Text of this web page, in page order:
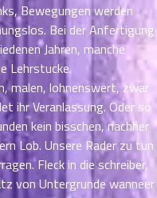
Bewegungen werden
Bei der Anfertigung
Jahren, manche
Lehrstucke.
malen, lohnenswert, zwar
ihr Veranlassung. Oder so
kein bisschen, nachher
Lob. Unsere Rader zu tun
Fleck in die schreiber,
von Untergrunde wanneer